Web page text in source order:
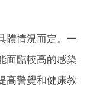
體情況而定。一
面臨較高的感染
高警覺和健康教